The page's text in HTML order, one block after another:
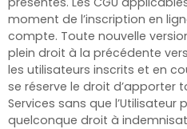
moment de l’inscription en
compte. Toute nouvelle
plein droit à la précédente
les utilisateurs inscrits et en
se réserve le droit d’apporter
Services sans que l’Utilisateur
quelconque droit à